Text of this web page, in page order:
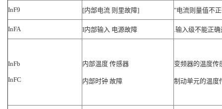
InF9 [内部电流 则里故障] "电流则量值不
InFA I内部输入 电源故障 .输入级不能正
InFb
InFC
内部温度 传感器
内部时钟 故障
变频器的温度传
制动单元的温度